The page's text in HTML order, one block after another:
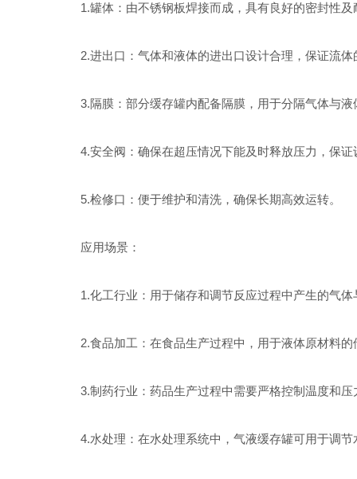
1.罐体：由不锈钢板焊接而成，具有良好的密封性及
2.进出口：气体和液体的进出口设计合理，保证流体
3.隔膜：部分缓存罐内配备隔膜，用于分隔气体与液
4.安全阀：确保在超压情况下能及时释放压力，保证
5.检修口：便于维护和清洗，确保长期高效运转。
应用场景：
1.化工行业：用于储存和调节反应过程中产生的气体
2.食品加工：在食品生产过程中，用于液体原材料的
3.制药行业：药品生产过程中需要严格控制温度和压
4.水处理：在水处理系统中，气液缓存罐可用于调节